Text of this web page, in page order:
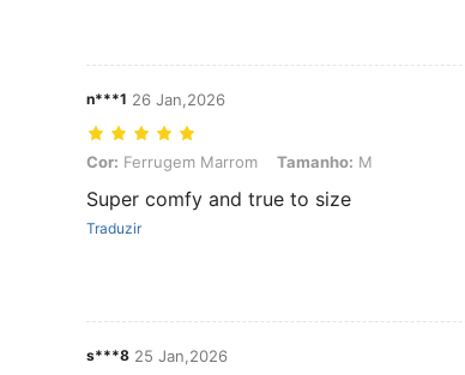
n***1 26 Jan,2026
Cor: Ferrugem Marrom, Tamanho: M
Cor: Ferrugem Marrom Tamanho: M
Super comfy and true to size
Traduzir
s***8 25 Jan,2026